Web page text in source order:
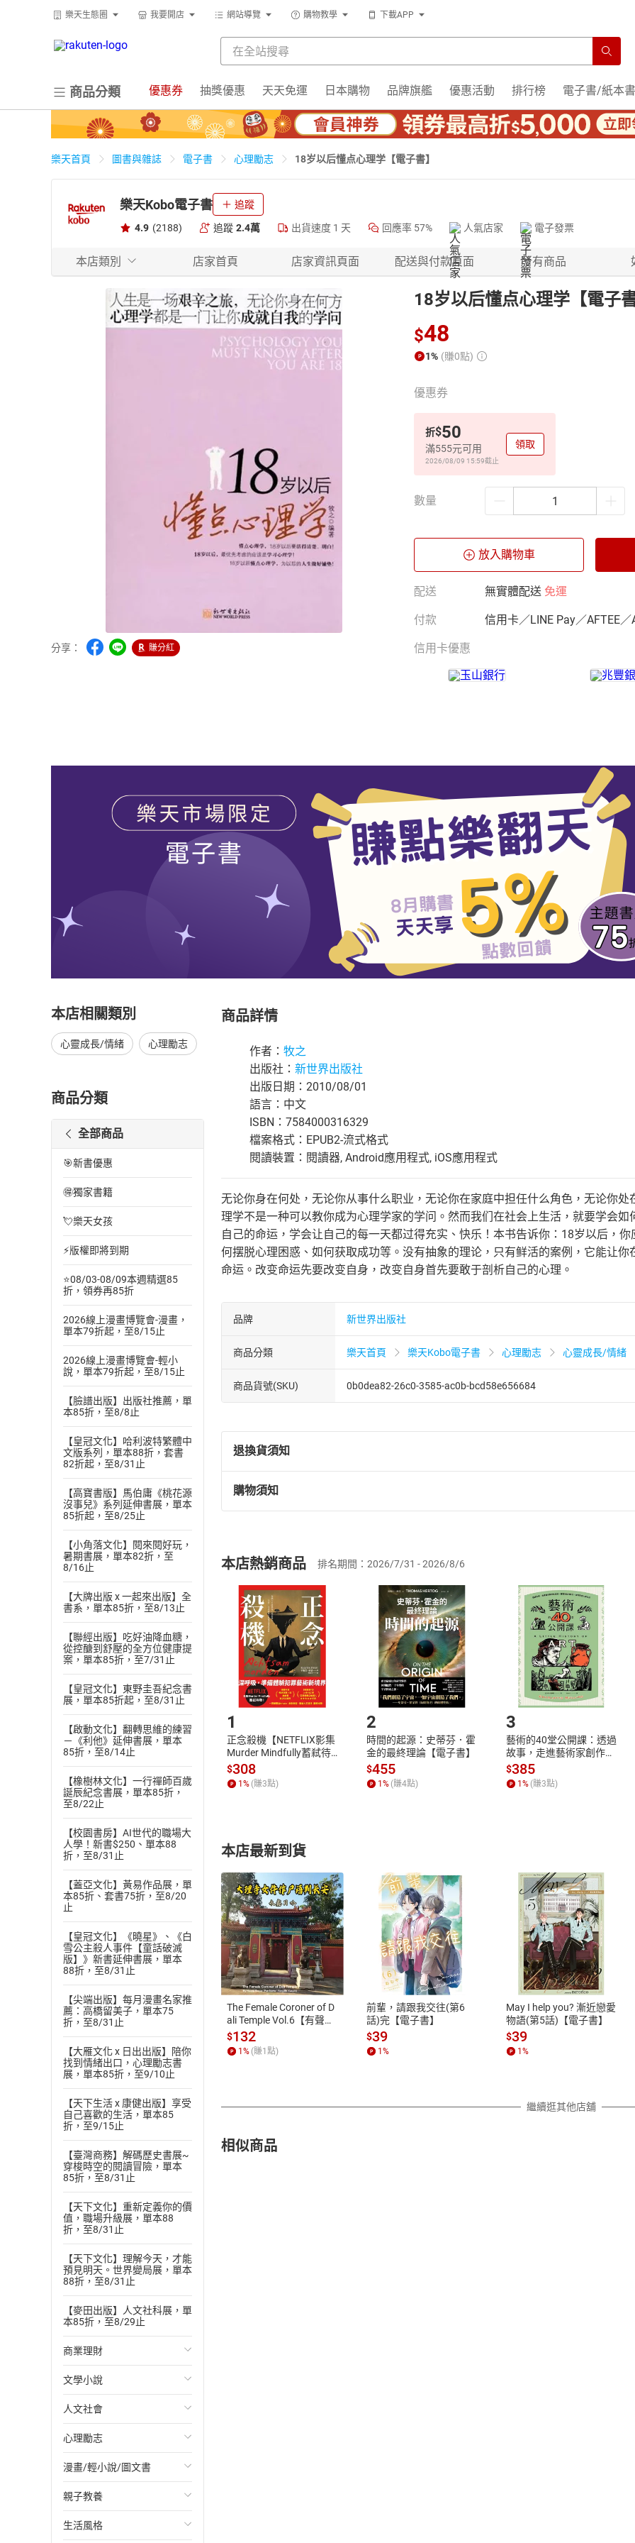
樂天生態圈 我要開店 網站導覽 購物教學 下載APP
商品分類 優惠券 抽獎優惠 天天免運 日本購物 品牌旗艦 優惠活動 排行榜 電子書/紙本書
樂天首頁 圖書與雜誌 電子書 心理勵志 18岁以后懂点心理学【電子書】
樂天Kobo電子書 追蹤
4.9 (2188) 追蹤 2.4萬 出貨速度 1 天 回應率 57% 人氣店家 電子發票
本店類別 店家首頁 店家資訊頁面 配送與付款頁面 所有商品
分享： 賺分紅
18岁以后懂点心理学【電子
$48
1% (賺0點)
優惠券
折$50
滿555元可用
2026/08/09 15:59截止
領取
數量
放入購物車
配送 無實體配送 免運
付款 信用卡／LINE Pay／AFTEE／
信用卡優惠
本店相關類別
心靈成長/情緒 心理勵志
商品分類
全部商品
🎯新書優惠
🉐獨家書籍
💘樂天女孩
⚡版權即將到期
⭐08/03-08/09本週精選85
折，領券再85折
2026線上漫畫博覽會-漫畫，
單本79折起，至8/15止
2026線上漫畫博覽會-輕小
說，單本79折起，至8/15止
【臉譜出版】出版社推薦，單
本85折，至8/8止
【皇冠文化】哈利波特繁體中
文版系列，單本88折，套書
82折起，至8/31止
【高寶書版】馬伯庸《桃花源
沒事兒》系列延伸書展，單本
85折起，至8/25止
【小角落文化】閱來閱好玩，
暑期書展，單本82折，至
8/16止
【大牌出版 x 一起來出版】全
書系，單本85折，至8/13止
【聯經出版】吃好油降血糖，
從控醣到舒壓的全方位健康提
案，單本85折，至7/31止
【皇冠文化】東野圭吾紀念書
展，單本85折起，至8/31止
【啟動文化】翻轉思維的練習
－《利他》延伸書展，單本
85折，至8/14止
【橡樹林文化】一行禪師百歲
誕辰紀念書展，單本85折，
至8/22止
【校園書房】AI世代的職場大
人學！新書$250、單本88
折，至8/31止
【蓋亞文化】黃易作品展，單
本85折、套書75折，至8/20
止
【皇冠文化】《曉星》、《白
雪公主殺人事件【童話破滅
版】》新書延伸書展，單本
88折，至8/31止
【尖端出版】每月漫畫名家推
薦：高橋留美子，單本75
折，至8/31止
【大雁文化 x 日出出版】陪你
找到情緒出口，心理勵志書
展，單本85折，至9/10止
【天下生活 x 康健出版】享受
自己喜歡的生活，單本85
折，至9/15止
【臺灣商務】解碼歷史書展~
穿梭時空的閱讀冒險，單本
85折，至8/31止
【天下文化】重新定義你的價
值，職場升級展，單本88
折，至8/31止
【天下文化】理解今天，才能
預見明天。世界變局展，單本
88折，至8/31止
【麥田出版】人文社科展，單
本85折，至8/29止
商業理財
投資理財
經濟/趨勢
財務/金融
管理/領導
職場工作術
成功法
文學小說
歐美文學
日本文學
韓國文學
華文文學
經典文學
人文社會
國際關係
政治
社會科學
台灣/中國歷史
心理勵志
心靈成長/情緒
人際關係
兩性關係
漫畫/輕小說/圖文書
輕小說
奇幻/科幻
親子教養
教育現場
生活風格
商品詳情
作者： 牧之
出版社： 新世界出版社
出版日期：2010/08/01
語言：中文
ISBN：7584000316329
檔案格式：EPUB2-流式格式
閱讀裝置：閱讀器, Android應用程式, iOS應用程式
无论你身在何处，无论你从事什么职业，无论你在家庭中担任什么角色，无论你
理学不是一种可以教你成为心理学家的学问。然而我们在社会上生活，就要学会
自己的命运，学会让自己的每一天都过得充实、快乐！本书告诉你：18岁以后，
何摆脱心理困惑、如何获取成功等。没有抽象的理论，只有鲜活的案例，它能让
命运。改变命运先要改变自身，改变自身首先要敢于剖析自己的心理。
品牌 新世界出版社
商品分類 樂天首頁 樂天Kobo電子書 心理勵志 心靈成長/情緒
商品貨號(SKU) 0b0dea82-26c0-3585-ac0b-bcd58e656684
退換貨須知
退換貨規定：
(一)依消費者保護法第19條第1項後段暨通訊交易解除權合理例外情事適用
(二)消費者訂購本店鋪之商品即代表知悉本店鋪所銷售之商品為電子書，
且已下載/存取電子書，不得請求退貨退款。
退貨方式：您欲取消訂單或辦理退貨時，請登入樂天市場，並於「我的訂單
貨」，本店鋪將依您的申請進行審核，待審核通過後將為您辦理退款事宜。
請注意，樂天市場須以整筆訂單為單位進行取消/退貨，恕無法以單支商品取
購物須知
挑選商品
Choose
放入購物車
Shopping cart
登入帳號
Login
購書後，如何開始使用？
Step1.選擇閱讀載具 Step2.登入
付款方式
ATM轉帳、信用卡、LINE PAY、AFTEE
退換貨規範
本店是否提供消費者保護法七日猶
之權利，遽消費者保護法及通訊交
除權合理例外情事適用準則，依商
質各有不同規定。詳細退換貨說明
照各商品說明。
本店熱銷商品 排名期間：2026/7/31 - 2026/8/6
1
正念殺機【NETFLIX影集
Murder Mindfully蓄弒待
發】【電子書】
$308
1 % (賺3點)
2
時間的起源：史蒂芬．霍
金的最終理論【電子書】
$455
1 % (賺4點)
3
藝術的40堂公開課：透過
故事，走進藝術家創作現
場，看藝術如何誕生、如
何形塑人類生活【電子
書】
$385
1 % (賺3點)
本店最新到貨
The Female Coroner of D
ali Temple Vol.6【有聲
書】
$132
1 % (賺1 點)
前輩，請跟我交往(第6
話)完【電子書】
$39
1 %
May I help you? 漸近戀愛
物語(第5話)【電子書】
$39
1 %
繼續逛其他店舖
相似商品